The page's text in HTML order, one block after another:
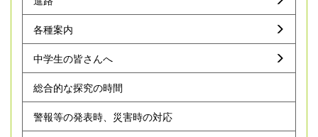
各種案内
中学生の皆さんへ
総合的な探究の時間
警報等の発表時、災害時の対応